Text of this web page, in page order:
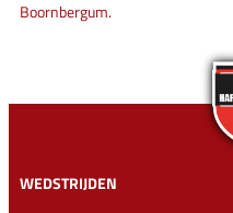
Boornbergum.
WEDSTRIJDEN